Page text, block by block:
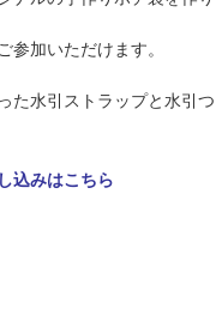
参加いただけます。
た水引ストラップと水引
込みはこちら